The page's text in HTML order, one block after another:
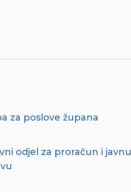
za poslove župana
odjel za proračun i javnu